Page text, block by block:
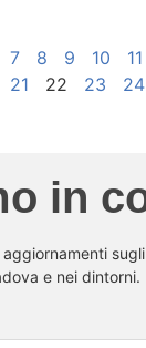
7 8 9 10 11
21 22 23 24
in
e nei dintorni.